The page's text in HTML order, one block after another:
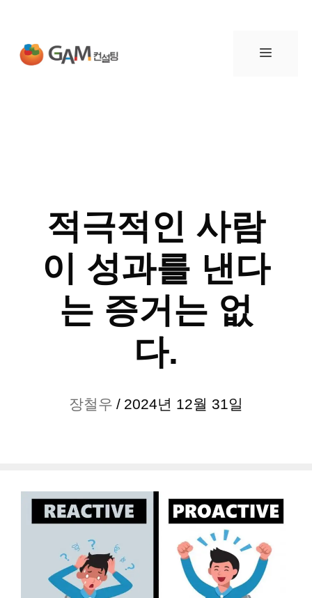
메
적극적인 사람
이 성과를 낸다
는 증거는 없
다.
장철우 / 2024년 12월 31일